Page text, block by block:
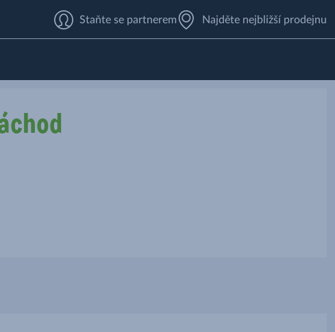
Staňte se partnerem Najděte nejbližší prodejnu